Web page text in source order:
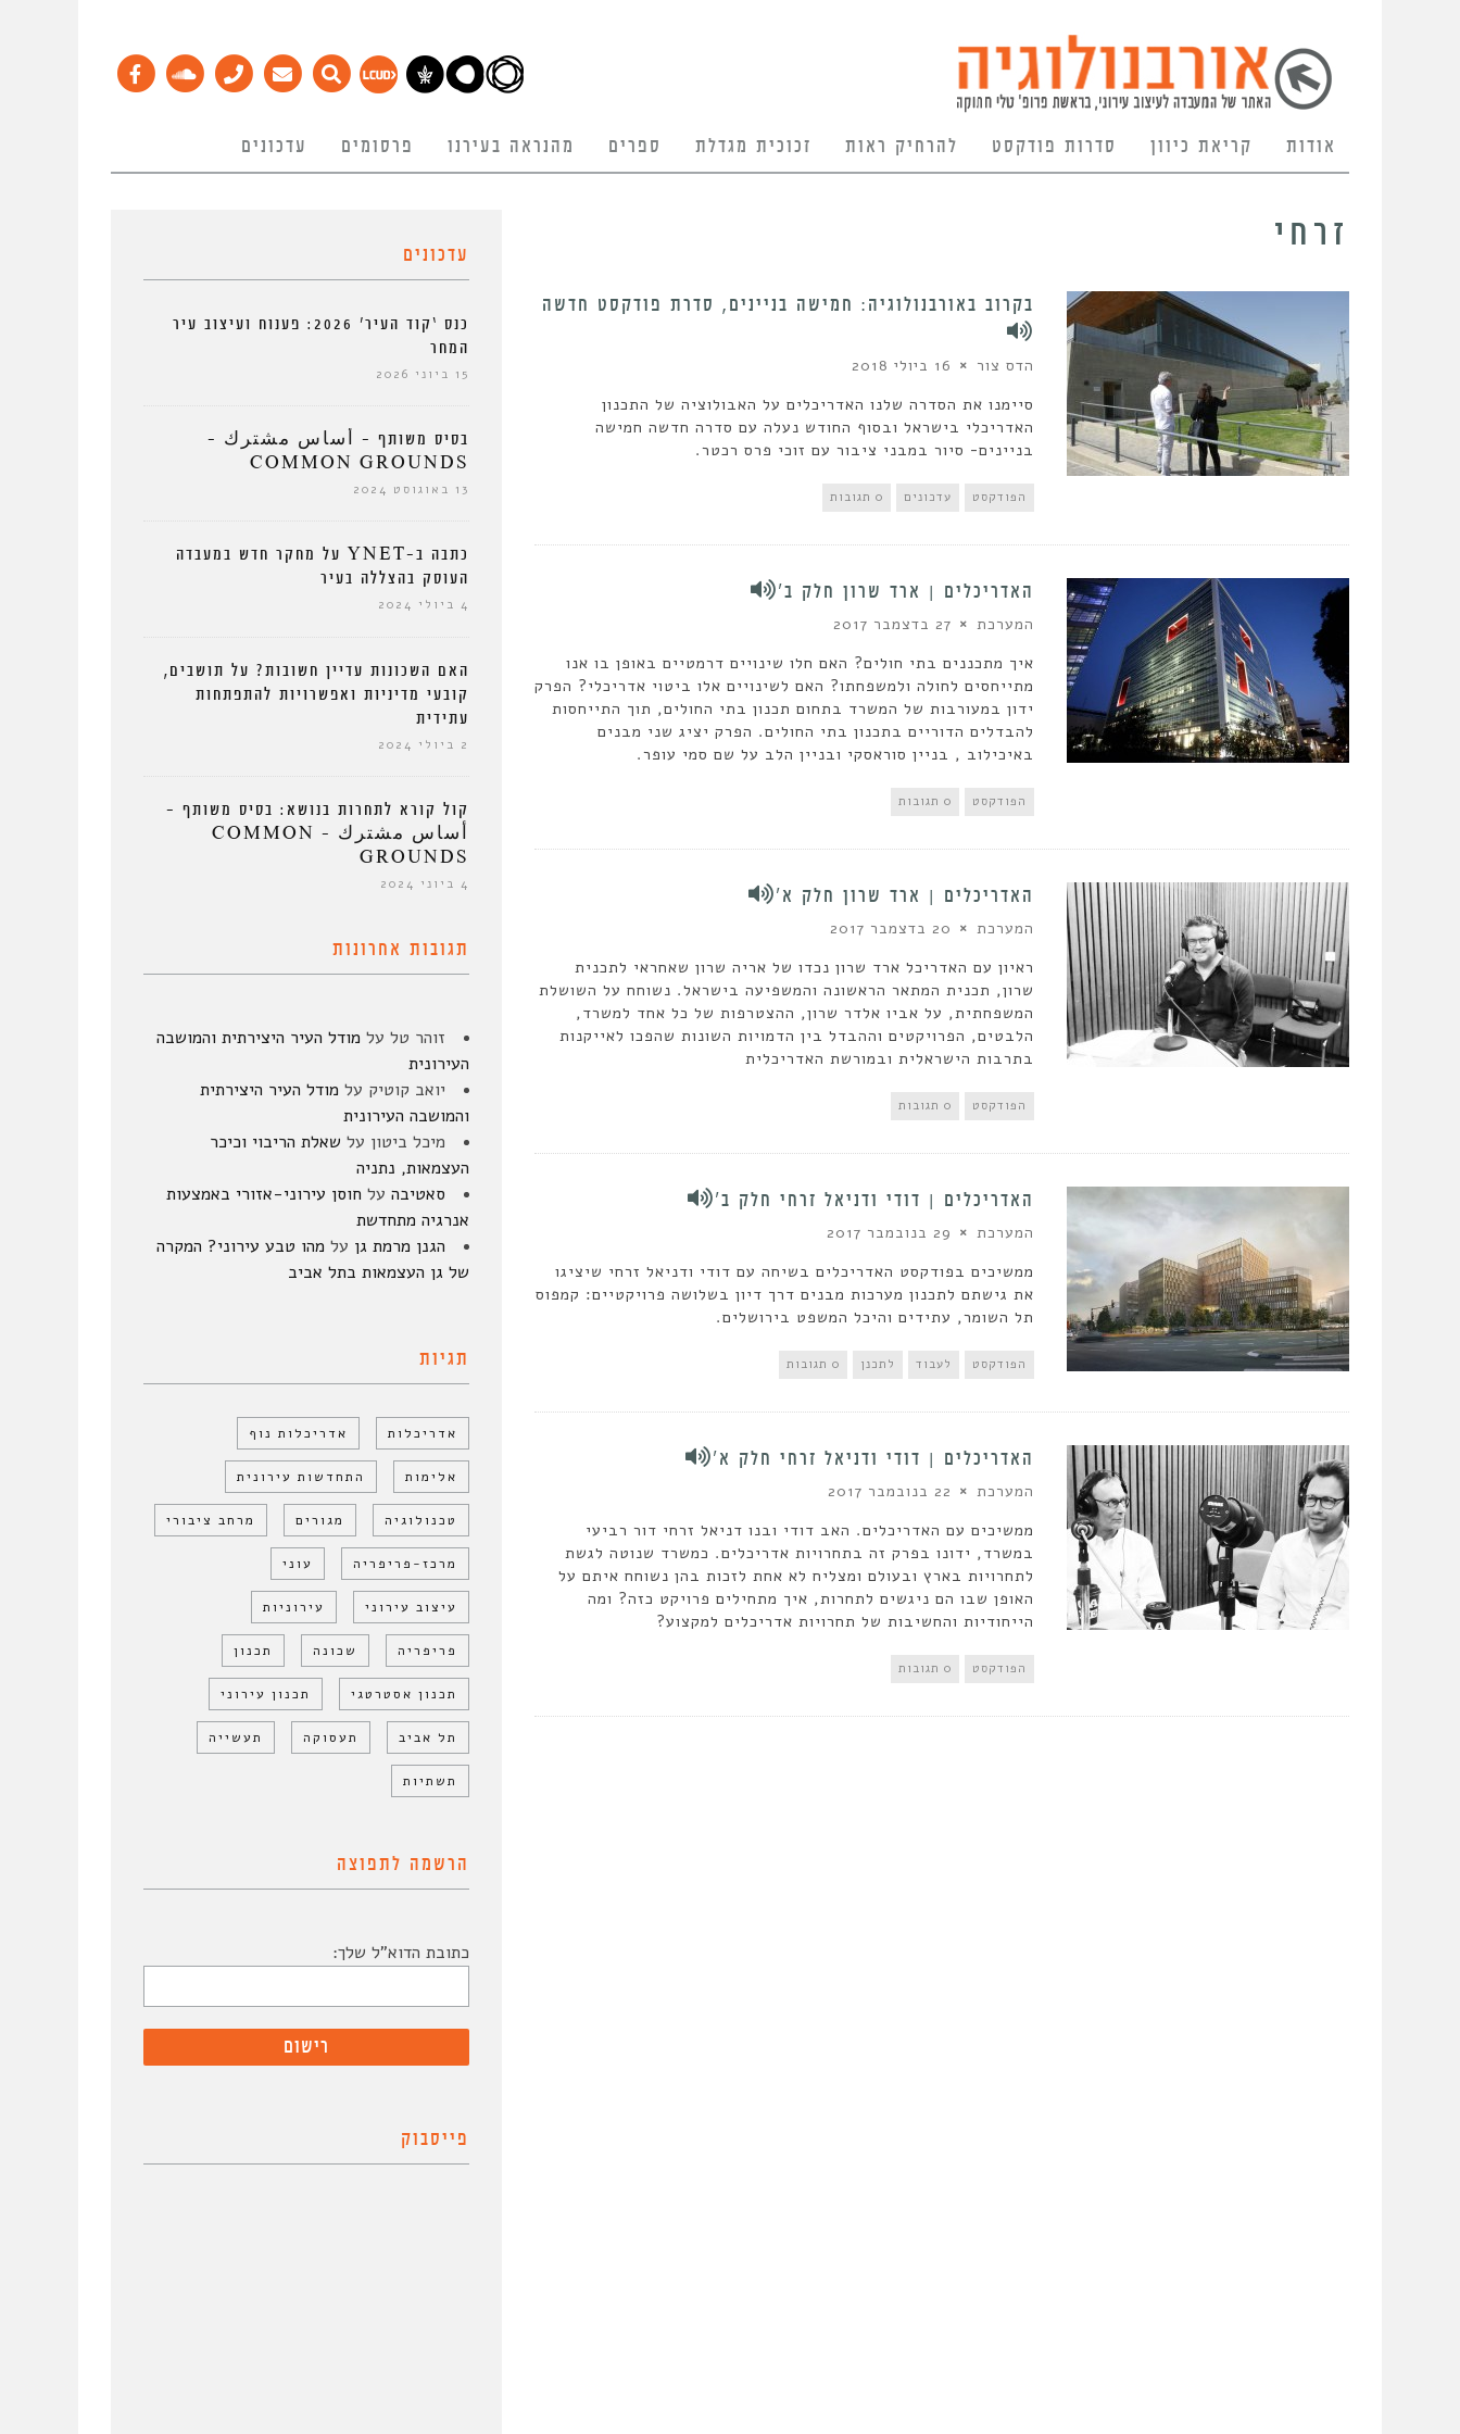
אודות קריאת כיוון סדרות פודקסט להרחיק ראות זכוכית מגדלת ספרים מהנראה בעירנו פרסומים עדכונים
זרחי
בקרוב באורבנולוגיה: חמישה בניינים, סדרת פודקסט חדשה
הדס צור 16 ביולי 2018
סיימנו את הסדרה שלנו האדריכלים על האבולוציה של התכנון
האדריכלי בישראל ובסוף החודש נעלה עם סדרה חדשה חמישה
בניינים- סיור במבני ציבור עם זוכי פרס רכטר.
הפודקסט עדכונים 0 תגובות
האדריכלים | ארד שרון חלק ב’
המערכת 27 בדצמבר 2017
איך מתכננים בתי חולים? האם חלו שינויים דרמטיים באופן בו אנו
מתייחסים לחולה ולמשפחתו? האם לשינויים אלו ביטוי אדריכלי? הפרק
ידון במעורבות של המשרד בתחום תכנון בתי החולים, תוך התייחסות
להבדלים הדוריים בתכנון בתי החולים. הפרק יציג שני מבנים
באיכילוב , בניין סוראסקי ובניין הלב על שם סמי עופר.
הפודקסט 0 תגובות
האדריכלים | ארד שרון חלק א’
המערכת 20 בדצמבר 2017
ראיון עם האדריכל ארד שרון נכדו של אריה שרון שאחראי לתכנית
שרון, תכנית המתאר הראשונה והמשפיעה בישראל. נשוחח על השושלת
המשפחתית, על אביו אלדר שרון, ההצטרפות של כל אחד למשרד,
הלבטים, הפרויקטים וההבדל בין הדמויות השונות שהפכו לאייקנות
בתרבות הישראלית ובמורשת האדריכלית
הפודקסט 0 תגובות
האדריכלים | דודי ודניאל זרחי חלק ב’
המערכת 29 בנובמבר 2017
ממשיכים בפודקסט האדריכלים בשיחה עם דודי ודניאל זרחי שיציגו
את גישתם לתכנון מערכות מבנים דרך דיון בשלושה פרויקטיים: קמפוס
תל השומר, עתידים והיכל המשפט בירושלים.
הפודקסט לעבוד לתכנן 0 תגובות
האדריכלים | דודי ודניאל זרחי חלק א’
המערכת 22 בנובמבר 2017
ממשיכים עם האדריכלים. האב דודי ובנו דניאל זרחי דור רביעי
במשרד, ידונו בפרק זה בתחרויות אדריכלים. כמשרד שנוטה לגשת
לתחרויות בארץ ובעולם ומצליח לא אחת לזכות בהן נשוחח איתם על
האופן שבו הם ניגשים לתחרות, איך מתחילים פרויקט כזה? ומה
הייחודיות והחשיבות של תחרויות אדריכלים למקצוע?
הפודקסט 0 תגובות
עדכונים
כנס ‘קוד העיר’ 2026: פענוח ועיצוב עיר
המחר
15 ביוני 2026
בסיס משותף – أساس مشترك –
COMMON GROUNDS
13 באוגוסט 2024
כתבה ב-YNET על מחקר חדש במעבדה
העוסק בהצללה בעיר
4 ביולי 2024
האם השכונות עדיין חשובות? על תושבים,
קובעי מדיניות ואפשרויות להתפתחות
עתידית
2 ביולי 2024
קול קורא לתחרות בנושא: בסיס משותף –
أساس مشترك – COMMON
GROUNDS
4 ביוני 2024
תגובות אחרונות
זוהר טל על מודל העיר היצירתית והמושבה
העירונית
יואב קוטיק על מודל העיר היצירתית
והמושבה העירונית
מיכל ביטון על שאלת הריבוי וכיכר
העצמאות, נתניה
סאטיבה על חוסן עירוני-אזורי באמצעות
אנרגיה מתחדשת
הגנן מרמת גן על מהו טבע עירוני? המקרה
של גן העצמאות בתל אביב
תגיות
אדריכלות אדריכלות נוף
אלימות התחדשות עירונית
טכנולוגיה מגורים מרחב ציבורי
מרכז-פריפריה עוני
עיצוב עירוני עירוניות
פריפריה שכונה תכנון
תכנון אסטרטגי תכנון עירוני
תל אביב תעסוקה תעשייה
תשתיות
הרשמה לתפוצה
כתובת הדוא"ל שלך:
פייסבוק